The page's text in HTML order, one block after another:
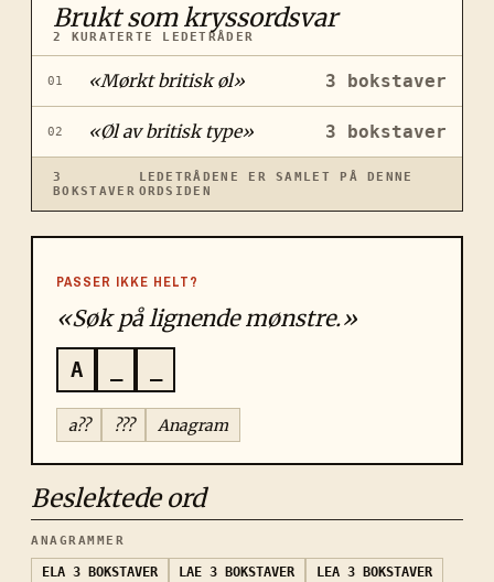
Brukt som kryssordsvar
2 KURATERTE LEDETRÅDER
01 «Mørkt britisk øl» 3 bokstaver
02 «Øl av britisk type» 3 bokstaver
3
BOKSTAVER
LEDETRÅDENE ER SAMLET PÅ DENNE
ORDSIDEN
PASSER IKKE HELT?
«Søk på lignende mønstre.»
A
a?? ??? Anagram
Beslektede ord
ANAGRAMMER
ELA 3 BOKSTAVER LAE 3 BOKSTAVER LEA 3 BOKSTAVER